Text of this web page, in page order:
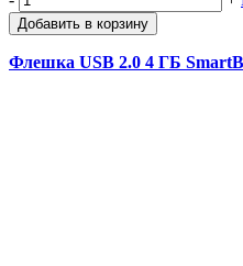
Добавить в корзину
Флешка USB 2.0 4 ГБ